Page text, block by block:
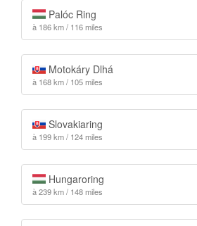
Palóc Ring
à 186 km / 116 miles
Motokáry Dlhá
à 168 km / 105 miles
Slovakiaring
à 199 km / 124 miles
Hungaroring
à 239 km / 148 miles